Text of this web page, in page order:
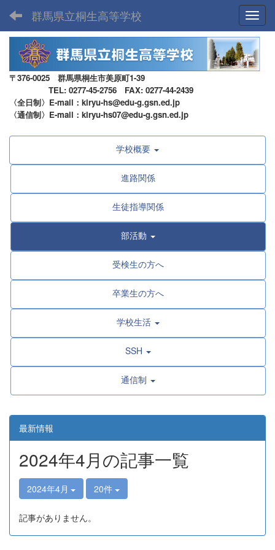
群馬県立桐生高等学校
〒376-0025 群馬県桐生市美原町1-39
TEL: 0277-45-2756 FAX: 0277-44-2439
〈全日制〉E-mail：kiryu-hs@edu-g.gsn.ed.jp
〈通信制〉E-mail：kiryu-hs07@edu-g.gsn.ed.jp
学校概要
進路関係
生徒指導関係
部活動
受検生の方へ
卒業生の方へ
学校生活
SSH
通信制
最新情報
2024年4月の記事一覧
2024年4月 20件
記事がありません。